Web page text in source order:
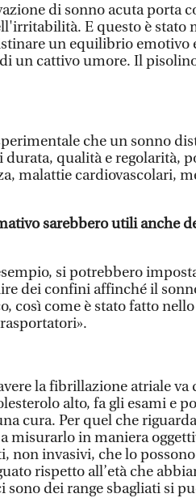
di sonno acuta porta
E questo è stato
un equilibrio emotivo
un cattivo umore. Il
che un sonno
qualità e regolarità,
malattie cardiovascolari,
sarebbero utili anche
si potrebbero
dei confini affinché il
così come è stato fatto
la fibrillazione atriale va
alto, fa gli esami e
cura. Per quel che
misurarlo in maniera
non invasivi, che lo
rispetto all’età che
sono dei range sbagliati si